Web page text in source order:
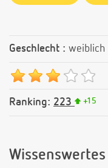
Geschlecht : weiblich
Ranking: 223 +15
Wissenswertes